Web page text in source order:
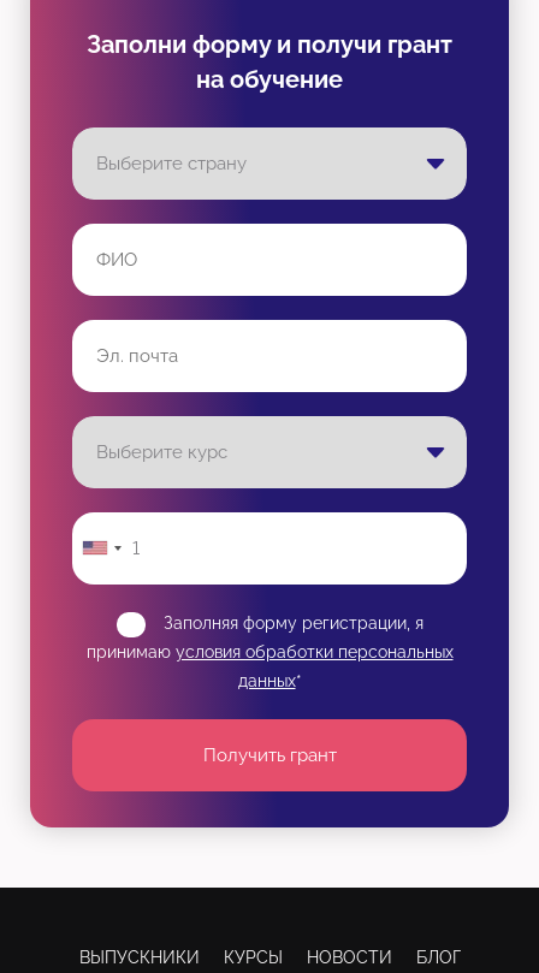
Заполни форму и получи грант
на обучение
Заполняя форму регистрации, я
принимаю условия обработки персональных
данных*
Получить грант
ВЫПУСКНИКИ КУРСЫ НОВОСТИ БЛОГ